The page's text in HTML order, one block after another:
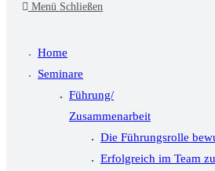
Menü Schließen
Home
Seminare
Führung/
Zusammenarbeit
Die Führungsrolle
Erfolgreich im Team